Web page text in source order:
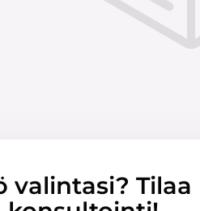
valintasi? Tilaa